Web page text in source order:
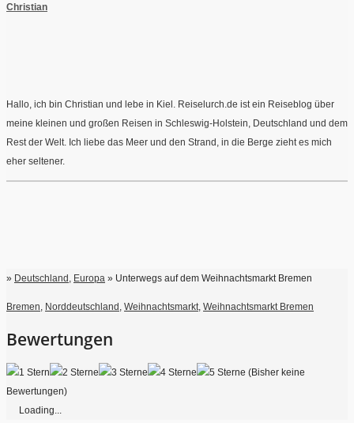
Christian
Hallo, ich bin Christian und lebe in Kiel. Reiselurch.de ist ein Reiseblog über
meine kleinen und großen Reisen in Schleswig-Holstein, Deutschland und dem
Rest der Welt. Ich liebe das Meer und den Strand, in die Berge zieht es mich
eher seltener.
» Deutschland Europa » Unterwegs auf dem Weihnachtsmarkt Bremen
Bremen Norddeutschland Weihnachtsmarkt Weihnachtsmarkt Bremen
Bewertungen
(Bisher keine
Bewertungen)
Loading...